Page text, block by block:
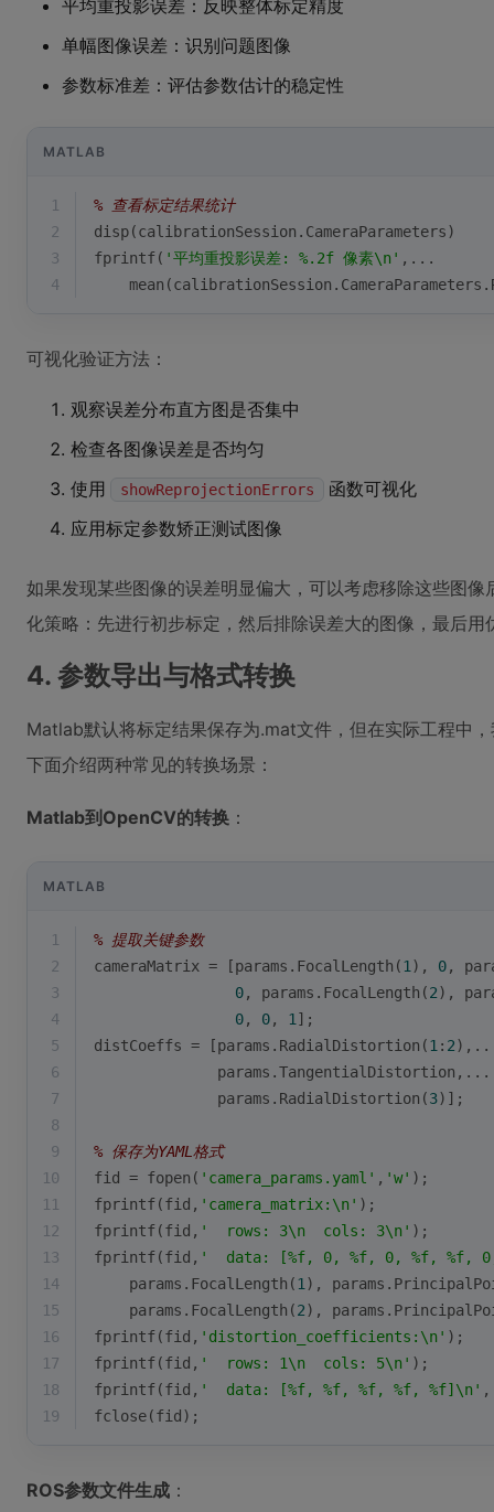
平均重投影误差：反映整体标定精度
单幅图像误差：识别问题图像
参数标准差：评估参数估计的稳定性
MATLAB
1
% 查看标定结果统计
2
disp(calibrationSession.CameraParameters)
3
fprintf( '平均重投影误差: %.2f 像素\n' ,...
4
mean
可视化验证方法：
观察误差分布直方图是否集中
检查各图像误差是否均匀
使用
showReprojectionErrors
函数可视化
应用标定参数矫正测试图像
如果发现某些图像的误差明显偏大，可以考虑移除这些图
化策略：先进行初步标定，然后排除误差大的图像，最后用
4. 参数导出与格式转换
Matlab默认将标定结果保存为.mat文件，但在实际工程中
下面介绍两种常见的转换场景：
Matlab到OpenCV的转换 ：
MATLAB
1
% 提取关键参数
2
cameraMatrix = [params.FocalLength(1 ), 0,
3
0, params.FocalLength(2),
4
0, 0, 1 ];
5
distCoeffs = [params.RadialDistortion(1 : 2
6
              params.TangentialDistortion,...
7
              params.RadialDistortion(
3)];
8
9
% 保存为YAML格式
10
fid = fopen( 'camera_params.yaml' , 'w' );
11
fprintf(fid, 'camera_matrix:\n' );
12
fprintf(fid, '  rows: 3\n  cols: 3\n' );
13
fprintf(fid, '  data: [%f, 0, %f, 0, %f, %f,
14
    params.FocalLength(
1 ),
15
    params.FocalLength(
2),
16
fprintf(fid, 'distortion_coefficients:\n' );
17
fprintf(fid, '  rows: 1\n  cols: 5\n' );
18
fprintf(fid, '  data: [%f, %f, %f, %f, %f]\n' ,
19
fclose(fid);
ROS参数文件生成 ：